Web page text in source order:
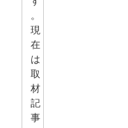
。
現
在
は
取
材
記
事